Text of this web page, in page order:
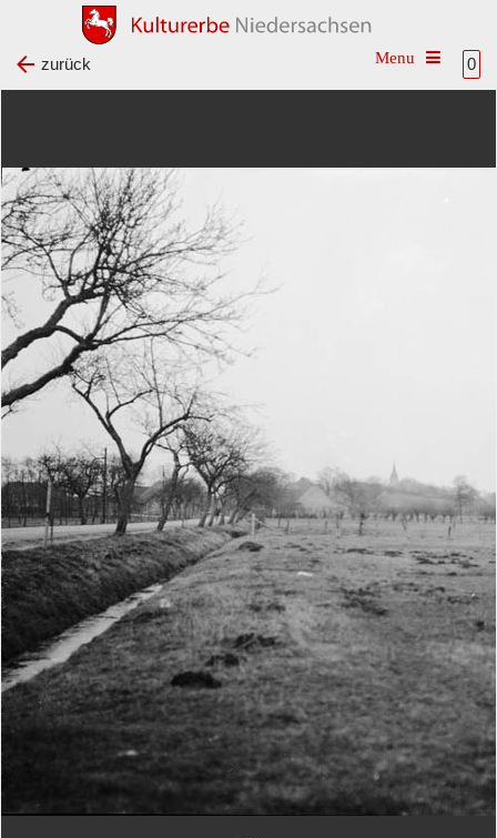
0
Toggle
zurück